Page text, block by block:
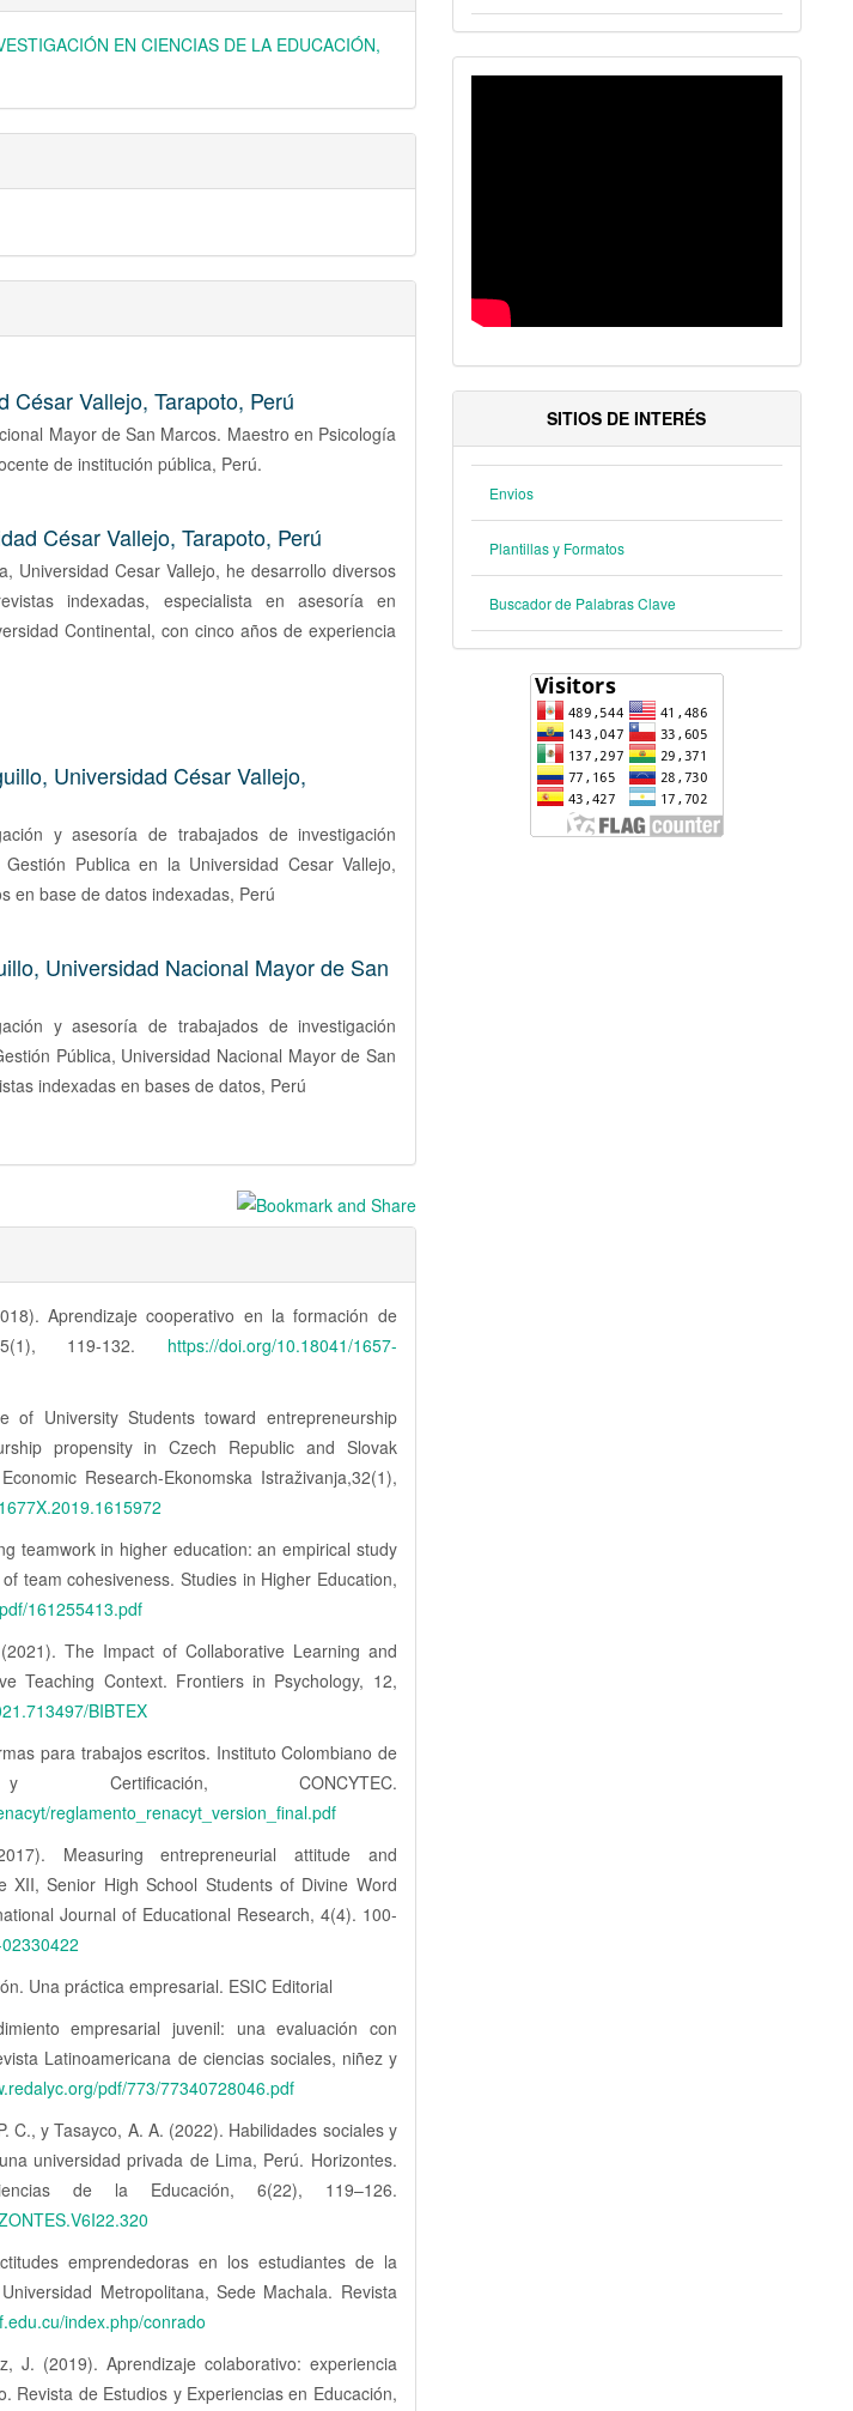
EN CIENCIAS DE LA EDUCACIÓN,
César Vallejo, Tarapoto, Perú
Mayor de San Marcos. Maestro en Psicología
de institución pública, Perú.
César Vallejo, Tarapoto, Perú
Universidad Cesar Vallejo, he desarrollo diversos
indexadas, especialista en asesoría en
Continental, con cinco años de experiencia
Universidad César Vallejo,
y asesoría de trabajados de investigación
Publica en la Universidad Cesar Vallejo,
en base de datos indexadas, Perú
Universidad Nacional Mayor de San
y asesoría de trabajados de investigación
Pública, Universidad Nacional Mayor de San
indexadas en bases de datos, Perú
Aprendizaje cooperativo en la formación de
119-132. https://doi.org/10.18041/1657-
University Students toward entrepreneurship
propensity in Czech Republic and Slovak
Research-Ekonomska Istraživanja,32(1),
teamwork in higher education: an empirical study
team cohesiveness. Studies in Higher Education,
161255413.pdf
The Impact of Collaborative Learning and
Teaching Context. Frontiers in Psychology, 12,
BIBTEX
para trabajos escritos. Instituto Colombiano de
CONCYTEC.
reglamento_renacyt_version_final.pdf
Measuring entrepreneurial attitude and
XII, Senior High School Students of Divine Word
Journal of Educational Research, 4(4). 100-
Una práctica empresarial. ESIC Editorial
empresarial juvenil: una evaluación con
Latinoamericana de ciencias sociales, niñez y
pdf/773/77340728046.pdf
C., y Tasayco, A. A. (2022). Habilidades sociales y
universidad privada de Lima, Perú. Horizontes.
de la Educación, 6(22), 119–126.
emprendedoras en los estudiantes de la
Metropolitana, Sede Machala. Revista
index.php/conrado
J. (2019). Aprendizaje colaborativo: experiencia
Revista de Estudios y Experiencias en Educación,
VIDEO
SITIOS DE INTERÉS
Envios
Plantillas y Formatos
Buscador de Palabras Clave